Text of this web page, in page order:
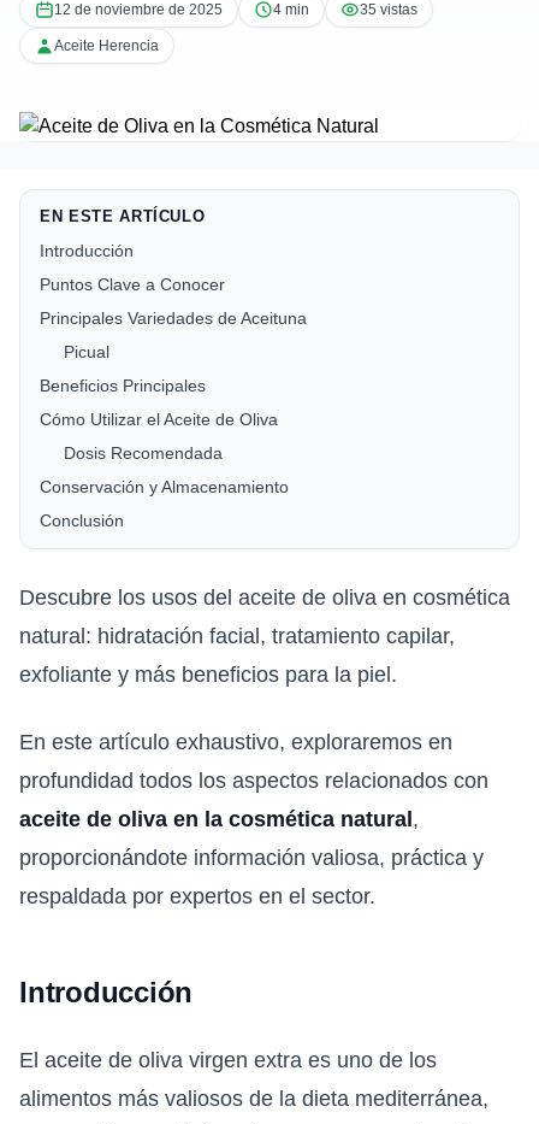
12 de noviembre de 2025 4 min 35 vistas
Aceite Herencia
EN ESTE ARTÍCULO
Introducción
Puntos Clave a Conocer
Principales Variedades de Aceituna
Picual
Beneficios Principales
Cómo Utilizar el Aceite de Oliva
Dosis Recomendada
Conservación y Almacenamiento
Conclusión
Descubre los usos del aceite de oliva en cosmética
natural: hidratación facial, tratamiento capilar,
exfoliante y más beneficios para la piel.
En este artículo exhaustivo, exploraremos en
profundidad todos los aspectos relacionados con
aceite de oliva en la cosmética natural ,
proporcionándote información valiosa, práctica y
respaldada por expertos en el sector.
Introducción
El aceite de oliva virgen extra es uno de los
alimentos más valiosos de la dieta mediterránea,